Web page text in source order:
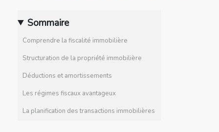
Sommaire
Comprendre la fiscalité immobilière
Structuration de la propriété immobilière
Déductions et amortissements
Les régimes fiscaux avantageux
La planification des transactions immobilières